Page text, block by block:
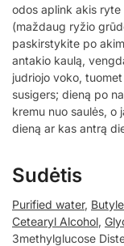
odos aplink akis
(maždaug ryžio
paskirstykite po
antakio kaulą,
judriojo voko,
susigers; dieną po
kremu nuo saulės, o
dieną ar kas antrą
Sudėtis
Purified water,
Cetearyl Alcohol,
3methylglucose